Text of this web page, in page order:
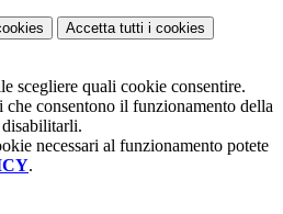
Accetta tutti i cookies
scegliere quali cookie consentire.
consentono il funzionamento della
necessari al funzionamento potete
.